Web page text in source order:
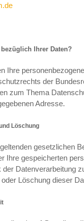
Ihrer Daten?
Ihre
der
zum Thema
Adresse.
Löschung
gesetzlichen
Ihre gespeicherten
Datenverarbeitung
Löschung dieser